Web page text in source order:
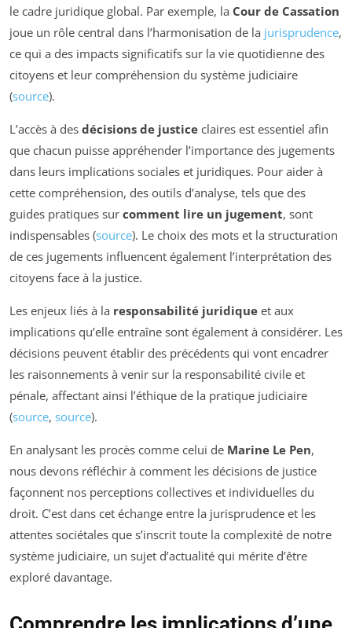
le cadre juridique global. Par exemple, la Cour de Cassation
joue un rôle central dans l’harmonisation de la jurisprudence,
ce qui a des impacts significatifs sur la vie quotidienne des
citoyens et leur compréhension du système judiciaire
(source).
L’accès à des décisions de justice claires est essentiel afin
que chacun puisse appréhender l’importance des jugements
dans leurs implications sociales et juridiques. Pour aider à
cette compréhension, des outils d’analyse, tels que des
guides pratiques sur comment lire un jugement, sont
indispensables (source). Le choix des mots et la structuration
de ces jugements influencent également l’interprétation des
citoyens face à la justice.
Les enjeux liés à la responsabilité juridique et aux
implications qu’elle entraîne sont également à considérer. Les
décisions peuvent établir des précédents qui vont encadrer
les raisonnements à venir sur la responsabilité civile et
pénale, affectant ainsi l’éthique de la pratique judiciaire
(source, source).
En analysant les procès comme celui de Marine Le Pen,
nous devons réfléchir à comment les décisions de justice
façonnent nos perceptions collectives et individuelles du
droit. C’est dans cet échange entre la jurisprudence et les
attentes sociétales que s’inscrit toute la complexité de notre
système judiciaire, un sujet d’actualité qui mérite d’être
exploré davantage.